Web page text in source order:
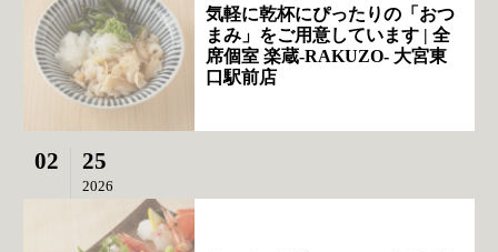
気軽に乾杯にぴったりの「おつ
まみ」をご用意しています | 全
席個室 楽蔵‐RAKUZO‐ 大宮東
口駅前店
02 25
2026